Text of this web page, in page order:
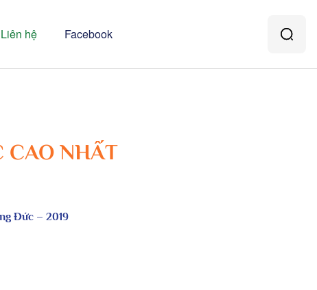
Liên hệ Facebook
NHẤT
Đức – 2019